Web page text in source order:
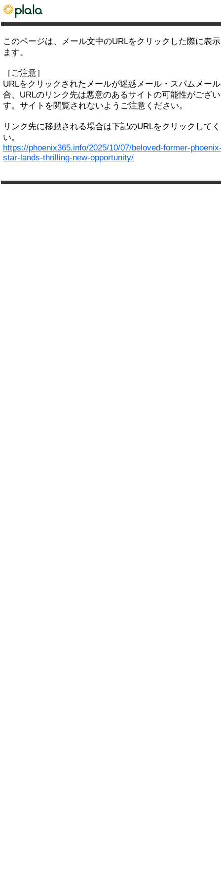
このページは、メール文中のURLをクリックした際に表
ます。
［ご注意］
URLをクリックされたメールが迷惑メール・スパムメー
合、URLのリンク先は悪意のあるサイトの可能性がござ
す。サイトを閲覧されないようご注意ください。
リンク先に移動される場合は下記のURLをクリックして
い。
https://phoenix365.info/2025/10/07/beloved-former-
star-lands-thrilling-new-opportunity/